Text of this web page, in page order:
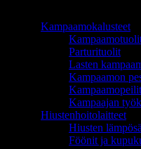
Kampaamokalusteet
Parturituolit
Lasten
Kampaamon
Kampaamopeilit
Kampaajan
Hiustenhoitolaitteet
Hiusten
Föönit ja